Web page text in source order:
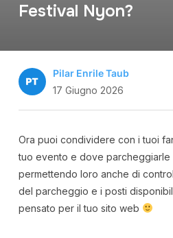
Festival Nyon?
Pilar Enrile Taub
17 Giugno 2026
Ora puoi condividere con i tuoi
tuo evento e dove parcheggiarle
permettendo loro anche di
del parcheggio e i posti
pensato per il tuo sito web